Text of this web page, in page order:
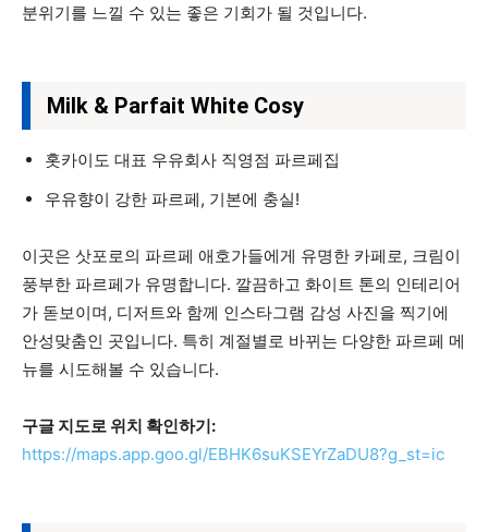
분위기를 느낄 수 있는 좋은 기회가 될 것입니다.
Milk & Parfait White Cosy
홋카이도 대표 우유회사 직영점 파르페집
우유향이 강한 파르페, 기본에 충실!
이곳은 삿포로의 파르페 애호가들에게 유명한 카페로, 크림이
풍부한 파르페가 유명합니다. 깔끔하고 화이트 톤의 인테리어
가 돋보이며, 디저트와 함께 인스타그램 감성 사진을 찍기에
안성맞춤인 곳입니다. 특히 계절별로 바뀌는 다양한 파르페 메
뉴를 시도해볼 수 있습니다.
구글 지도로 위치 확인하기:
https://maps.app.goo.gl/EBHK6suKSEYrZaDU8?g_st=ic